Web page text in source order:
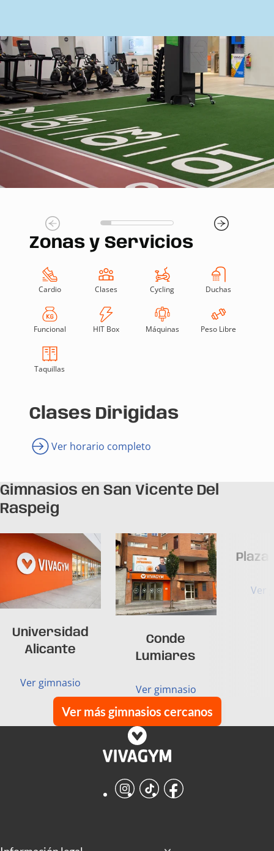
Zonas y Servicios
Cardio Clases Cycling Duchas
Funcional HIT Box Máquinas Peso Libre
Taquillas
Clases Dirigidas
Ver horario completo
Gimnasios en San Vicente Del
Raspeig
Universidad
Alicante
Ver gimnasio
Conde
Lumiares
Ver gimnasio
Ver
Ver más gimnasios cercanos
Instagram
TikTokFacebook